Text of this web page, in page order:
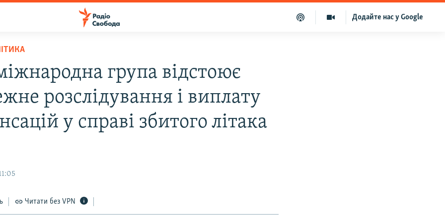
Додайте нас у Google
група відстоює
розслідування і виплату
у справі збитого літака
Читати без VPN